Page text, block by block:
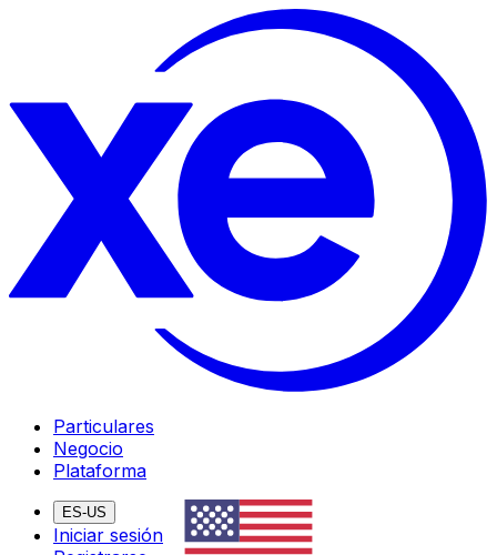
Particulares
Negocio
Plataforma
ES-US
Iniciar sesión